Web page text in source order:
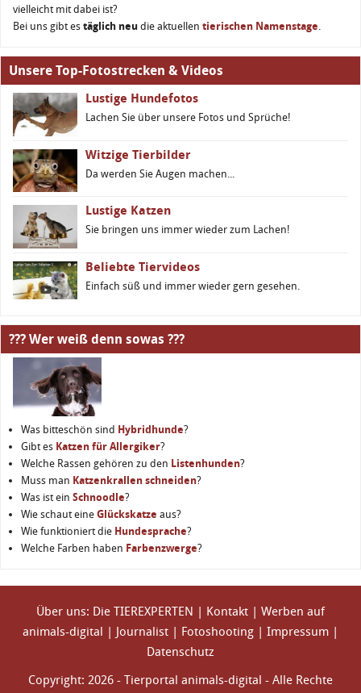
vielleicht mit dabei ist?
Bei uns gibt es täglich neu die aktuellen tierischen Namenstage.
Unsere Top-Fotostrecken & Videos
Lustige Hundefotos
Lachen Sie über unsere Fotos und Sprüche!
Witzige Tierbilder
Da werden Sie Augen machen...
Lustige Katzen
Sie bringen uns immer wieder zum Lachen!
Beliebte Tiervideos
Einfach süß und immer wieder gern gesehen.
??? Wer weiß denn sowas ???
Was bitteschön sind Hybridhunde?
Gibt es Katzen für Allergiker?
Welche Rassen gehören zu den Listenhunden?
Muss man Katzenkrallen schneiden?
Was ist ein Schnoodle?
Wie schaut eine Glückskatze aus?
Wie funktioniert die Hundesprache?
Welche Farben haben Farbenzwerge?
Über uns: Die TIEREXPERTEN | Kontakt | Werben auf
animals-digital | Journalist | Fotoshooting | Impressum |
Datenschutz
Copyright: 2026 - Tierportal animals-digital - Alle Rechte